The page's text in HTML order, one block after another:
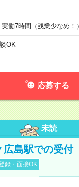
働7時間（残業少なめ！）
OK
応募する
未読
島駅での受付
録・面接OK